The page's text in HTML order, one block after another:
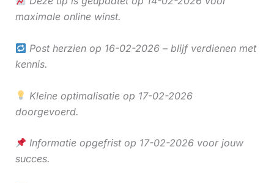
maximale online winst.
Post herzien op 16-02-2026 – blijf verdienen met
kennis.
Kleine optimalisatie op 17-02-2026
doorgevoerd.
Informatie opgefrist op 17-02-2026 voor jouw
succes.